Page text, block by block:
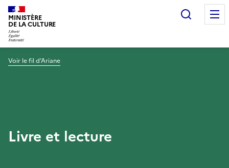
MINISTÈRE
DE LA CULTURE
Voir le fil d’Ariane
Livre et lecture